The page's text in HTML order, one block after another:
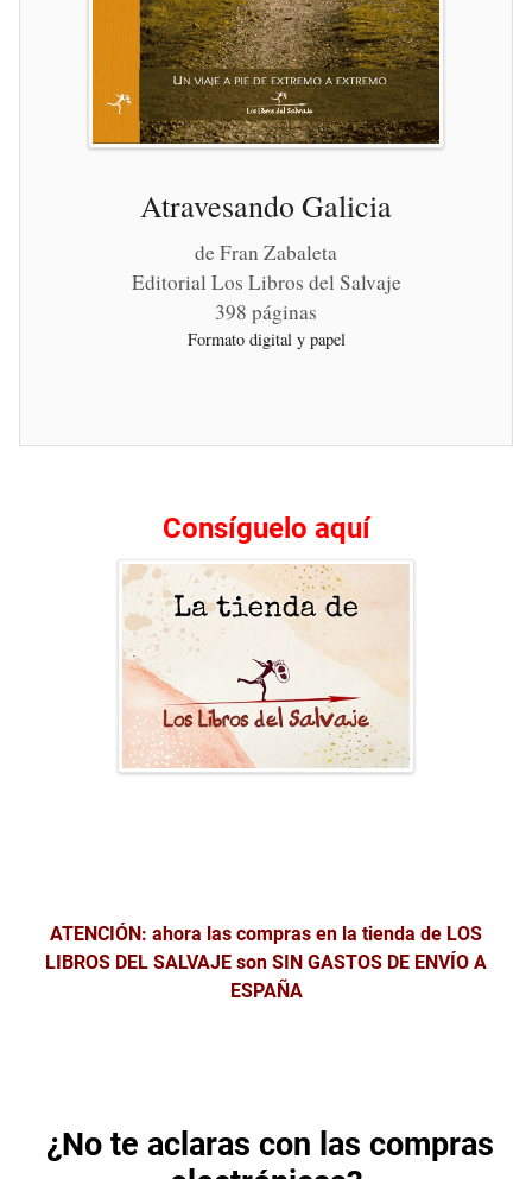
Atravesando Galicia
de Fran Zabaleta
Editorial Los Libros del Salvaje
398 páginas
Formato digital y papel
Consíguelo aquí
ATENCIÓN: ahora las compras en la tienda de LOS
LIBROS DEL SALVAJE son SIN GASTOS DE ENVÍO A
ESPAÑA
¿No te aclaras con las compras